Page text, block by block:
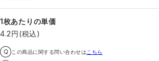
1枚あたりの単価
4.2円(税込)
この商品に関する問い合わせは こちら